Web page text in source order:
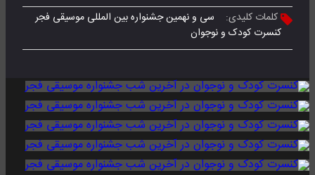
کلمات کلیدی:
سی و نهمین جشنواره بین المللی موسیقی فجر
کنسرت کودک و نوجوان